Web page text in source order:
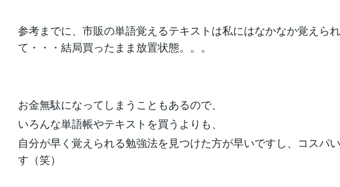
参考までに、市販の単語覚えるテキストは私にはなかなか覚えら
て・・・結局買ったまま放置状態。。。
お金無駄になってしまうこともあるので、
いろんな単語帳やテキストを買うよりも、
自分が早く覚えられる勉強法を見つけた方が早いですし、コスパ
す（笑）